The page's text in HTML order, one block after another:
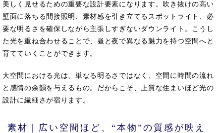
美しく見せるための重要な設計要素になります。吹き抜けの高い
壁面に落ちる間接照明、素材感を引き立てるスポットライト、必
要な明るさを確保しながら主張しすぎないダウンライト。こうし
た光を重ね合わせることで、昼と夜で異なる魅力を持つ空間へと
育てていくことができます。
大空間における光は、単なる明るさではなく、空間に時間の流れ
と感情の余韻を与えるもの。だからこそ、上質な住まいほど光の
設計に繊細さが宿ります。
素材｜広い空間ほど、“本物”の質感が映え